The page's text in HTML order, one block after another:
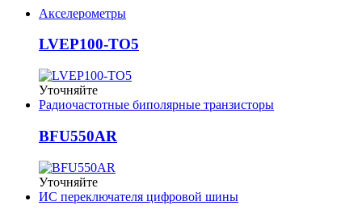
Акселерометры
LVEP100-TO5
Уточняйте
Радиочастотные биполярные транзисторы
BFU550AR
Уточняйте
ИС переключателя цифровой шины